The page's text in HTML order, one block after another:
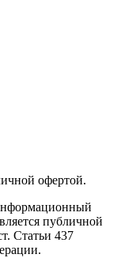
офертой.
публичной
Статьи 437